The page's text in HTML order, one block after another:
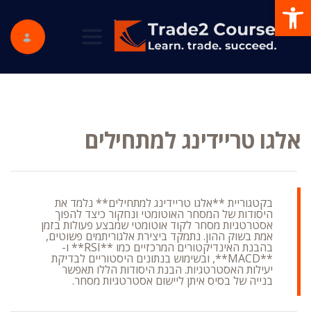
navigation
אלגו טריידינג למתחילים
בקטגוריית **אלגו טריידינג למתחילים** נלמד את
היסודות של המסחר האוטומטי ונחקור כיצד להפוך
אסטרטגיות מסחר לקוד אוטומטי שמבצע פעולות בזמן
אמת בשוק ההון. נתמקד ביצירת אלגוריתמים פשוטים,
בהבנת האינדיקטורים המרכזיים כמו **RSI** ו-
**MACD**, ובשימוש בנתונים היסטוריים לבדיקת
יעילות האסטרטגיות. הבנת היסודות הללו תאפשר
בנייה של בסיס איתן ליישום אסטרטגיות מסחר.